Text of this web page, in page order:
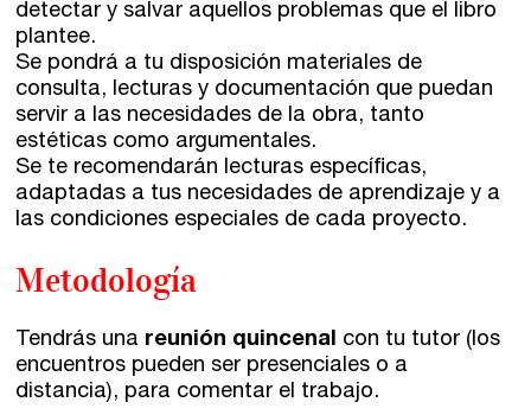
Contacto
Escríbenos
Guía Rápida
Dónde estamos
Sede central:
28014 Madrid
info@fuentetajaliteraria.com
detectar y salvar aquellos problemas que el libro
plantee.
Se pondrá a tu disposición materiales de
consulta, lecturas y documentación que puedan
servir a las necesidades de la obra, tanto
estéticas como argumentales.
Se te recomendarán lecturas específicas,
adaptadas a tus necesidades de aprendizaje y a
las condiciones especiales de cada proyecto.
Metodología
Tendrás una reunión quincenal con tu tutor (los
encuentros pueden ser presenciales o a
distancia), para comentar el trabajo.